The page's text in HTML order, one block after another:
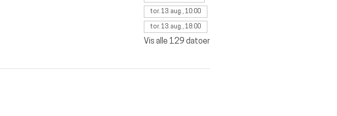
tor. 13. aug., 10:00
tor. 13. aug., 18:00
Vis alle 129 datoer